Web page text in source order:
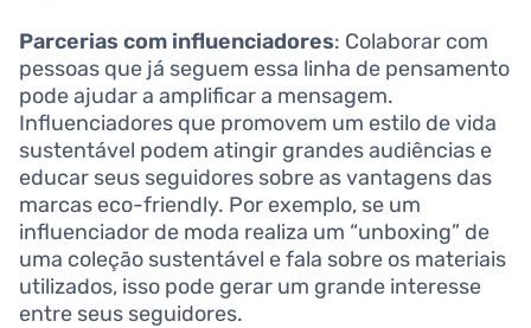
Parcerias com influenciadores: Colaborar com
pessoas que já seguem essa linha de pensamento
pode ajudar a amplificar a mensagem.
Influenciadores que promovem um estilo de vida
sustentável podem atingir grandes audiências e
educar seus seguidores sobre as vantagens das
marcas eco-friendly. Por exemplo, se um
influenciador de moda realiza um “unboxing” de
uma coleção sustentável e fala sobre os materiais
utilizados, isso pode gerar um grande interesse
entre seus seguidores.